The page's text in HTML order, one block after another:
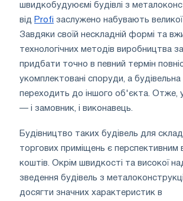
швидкобудуюємі будівлі з
від Profi заслужено набувають великої
Завдяки своїй нескладній формі та
технологічних методів виробництва
придбати точно в певний термін
укомплектовані споруди, а будівельна
переходить до іншого об'єкта. Отже,
— і замовник, і виконавець.
Будівництво таких будівель для
торгових приміщень є перспективним
коштів. Окрім швидкості та високої
зведення будівель з
досягти значних характеристик в